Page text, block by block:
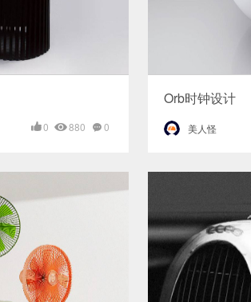
0 880 0
Orb时钟设计
美人怪